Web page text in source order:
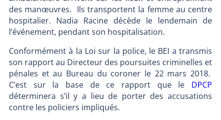
des manœuvres. Ils transportent la femme au centre
hospitalier. Nadia Racine décède le lendemain de
l’événement, pendant son hospitalisation.
Conformément à la Loi sur la police, le BEI a transmis
son rapport au Directeur des poursuites criminelles et
pénales et au Bureau du coroner le 22 mars 2018.
C’est sur la base de ce rapport que le DPCP
déterminera s’il y a lieu de porter des accusations
contre les policiers impliqués.